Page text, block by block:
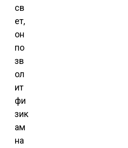
св
ет,
он
по
зв
ол
ит
фи
зик
ам
на